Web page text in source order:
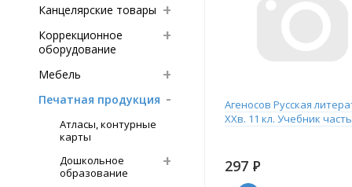
Канцелярские товары
Коррекционное
оборудование
Мебель
Печатная продукция
Атласы, контурные
карты
Дошкольное
образование
Агеносов Русская
XXв. 11 кл. Учебник
297 Р